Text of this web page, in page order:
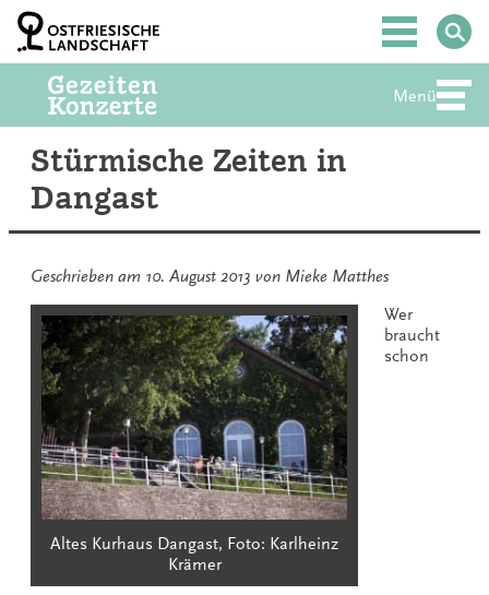
Zum
Inhalt
springen
Hauptmenü
Menü
Stürmische Zeiten in
Dangast
Geschrieben am 10. August 2013 von Mieke Matthes
Altes Kurhaus Dangast, Foto: Karlheinz
Krämer
Wer
braucht
schon